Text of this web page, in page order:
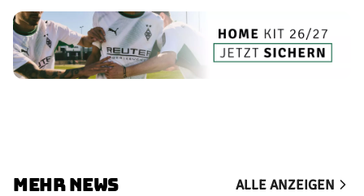
MEHR NEWS ALLE ANZEIGEN